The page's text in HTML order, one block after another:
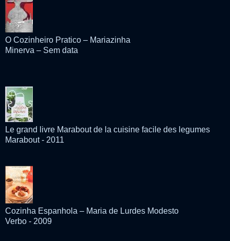
O Cozinheiro Pratico – Mariazinha
Minerva – Sem data
Le grand livre Marabout de la cuisine facile des legumes
Marabout - 2011
Cozinha Espanhola – Maria de Lurdes Modesto
Verbo - 2009